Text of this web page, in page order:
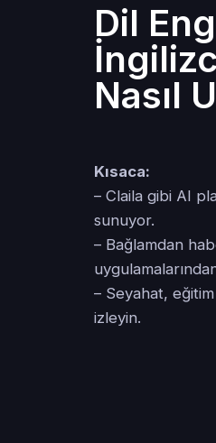
Dil
Nasıl
Kısaca:
– Claila gibi AI
sunuyor.
– Bağlamdan
– Seyahat,
izleyin.